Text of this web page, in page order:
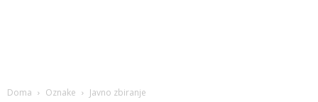
Doma Oznake Javno zbiranje